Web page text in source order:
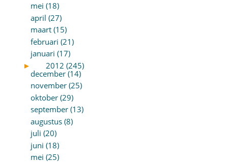
mei (18)
april (27)
maart (15)
februari (21)
januari (17)
►
2012 (245)
december (14)
november (25)
oktober (29)
september (13)
augustus (8)
juli (20)
juni (18)
mei (25)